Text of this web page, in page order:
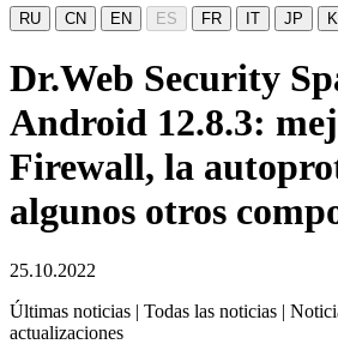
RU CN EN ES FR IT JP
Dr.Web Security
Android 12.8.3:
Firewall, la
algunos otros
25.10.2022
Últimas noticias | Todas las noticias |
actualizaciones